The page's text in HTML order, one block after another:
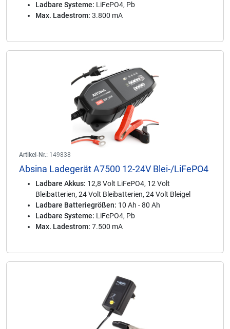
Ladbare Systeme: LiFePO4, Pb
Max. Ladestrom: 3.800 mA
Artikel-Nr.: 149838
Absina Ladegerät A7500 12-24V Blei-/LiFePO4
Ladbare Akkus: 12,8 Volt LiFePO4, 12 Volt
Bleibatterien, 24 Volt Bleibatterien, 24 Volt Bleigel
Ladbare Batteriegrößen: 10 Ah - 80 Ah
Ladbare Systeme: LiFePO4, Pb
Max. Ladestrom: 7.500 mA